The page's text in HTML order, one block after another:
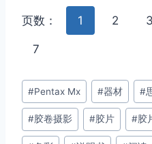
页数： 1 2 3
7
文
章
标
签：
#Pentax Mx #器材 #
#胶卷摄影 #胶片 #胶